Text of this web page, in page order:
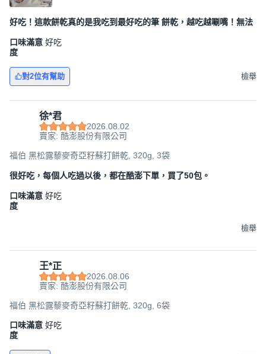
好吃！這款餅乾真的是我吃到最好吃的筆 餅乾，越吃越唰嘴！無法
口味滿意
度
好吃
對2位有幫助 檢舉
徐*君
2026.08.02
賣家: 酷澎股份有限公司
福伯 黑松露藜麥奇亞籽蘇打餅乾, 320g, 3袋
很好吃，每個人吃過以後，都在酷澎下單，買了50包。
口味滿意
度
好吃
檢舉
王*正
2026.08.06
賣家: 酷澎股份有限公司
福伯 黑松露藜麥奇亞籽蘇打餅乾, 320g, 6袋
口味滿意
度
好吃